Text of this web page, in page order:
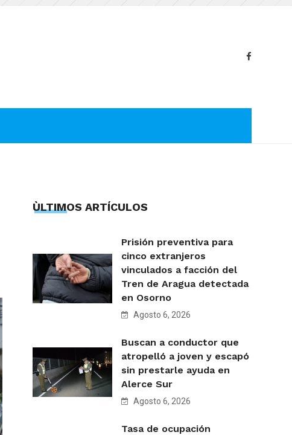
ÙLTIMOS ARTÍCULOS
Prisión preventiva para
cinco extranjeros
vinculados a facción del
Tren de Aragua detectada
en Osorno
Agosto 6, 2026
Buscan a conductor que
atropelló a joven y escapó
sin prestarle ayuda en
Alerce Sur
Agosto 6, 2026
Tasa de ocupación